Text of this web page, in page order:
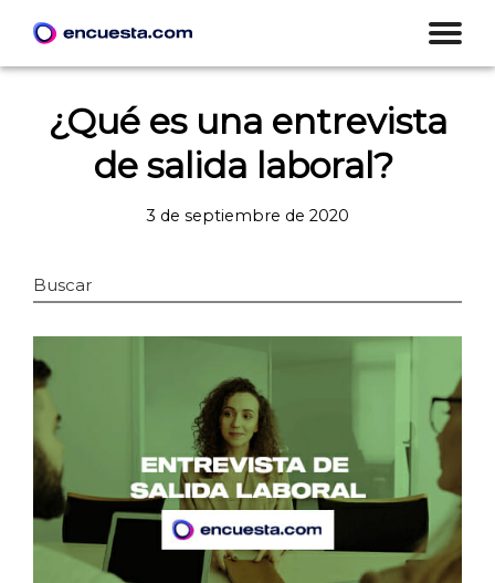
¿Qué es una entrevista
de salida laboral?
3 de septiembre de 2020
Buscar